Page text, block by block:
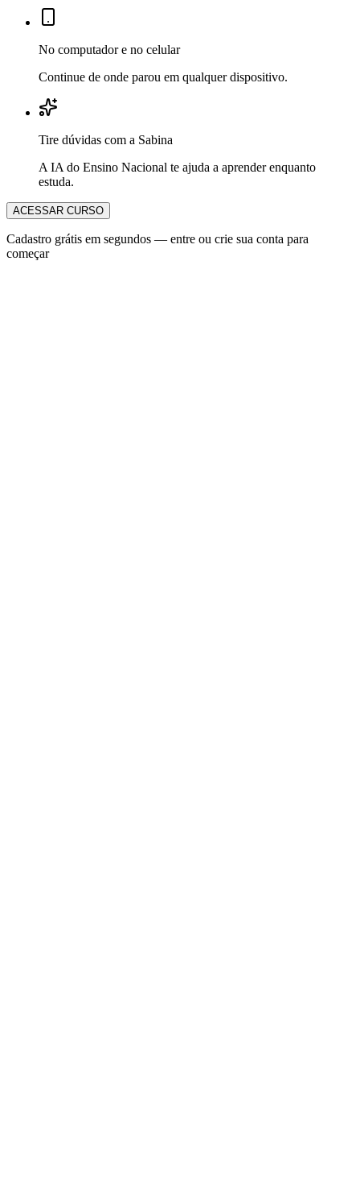
No computador e no celular
Continue de onde parou em qualquer dispositivo.
Tire dúvidas com a Sabina
A IA do Ensino Nacional te ajuda a aprender enquanto
estuda.
ACESSAR CURSO
Cadastro grátis em segundos — entre ou crie sua conta para
começar